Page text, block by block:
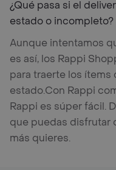
¿Qué pasa si el
estado o incompleto?
Aunque intentamos
es así, los Rappi
para traerte los
estado.Con Rappi
Rappi es súper fácil.
que puedas disfrutar
más quieres.